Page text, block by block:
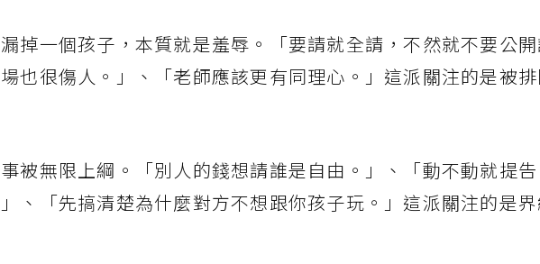
掉一個孩子，本質就是羞辱。「要請就全請，不然就不要公
場也很傷人。」、「老師應該更有同理心。」這派關注的是被
被無限上綱。「別人的錢想請誰是自由。」、「動不動就提
、「先搞清楚為什麼對方不想跟你孩子玩。」這派關注的是